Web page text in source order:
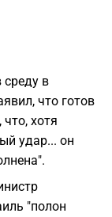
среду в
что готов
хотя
удар... он
"полон